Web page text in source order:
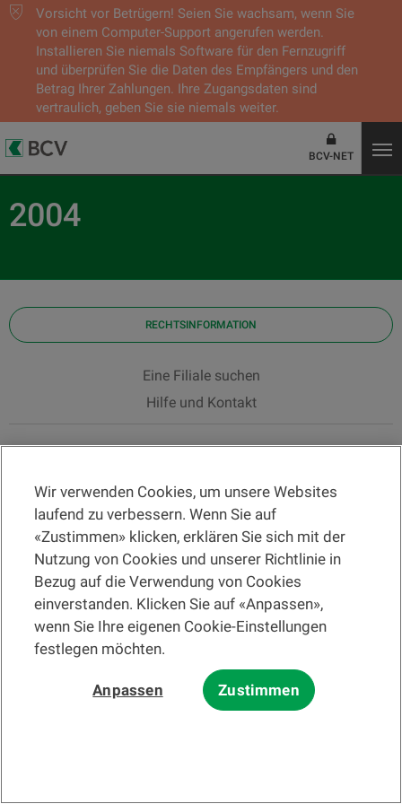
Vorsicht vor Betrügern! Seien Sie wachsam, wenn Sie
von einem Computer-Support angerufen werden.
Installieren Sie niemals Software für den Fernzugriff
und überprüfen Sie die Daten des Empfängers und den
Betrag Ihrer Zahlungen. Ihre Zugangsdaten sind
vertraulich, geben Sie sie niemals weiter.
BCV-NET
Menü wechseln
2004
RECHTSINFORMATION
Eine Filiale suchen
Hilfe und Kontakt
Nutzungsbedingungen der Website
Nutzungsbedingungen der elektronischen Post
Bei den auf dieser Website angebotenen Informationen und/oder
Unterlagen zu Finanzinstrumenten und dienstleistungen im Sinne des
Finanzdienstleistungsgesetzes (FIDLEG) handelt es sich grundsätzlich
um Werbung nach ebenjenem Gesetz.
© 2002-2026 Banque Cantonale Vaudoise, alle Rechte vorbehalten.
Wir verwenden Cookies, um unsere Websites
laufend zu verbessern. Wenn Sie auf
«Zustimmen» klicken, erklären Sie sich mit der
Nutzung von Cookies und unserer Richtlinie in
Bezug auf die Verwendung von Cookies
einverstanden. Klicken Sie auf «Anpassen»,
wenn Sie Ihre eigenen Cookie-Einstellungen
festlegen möchten.
Anpassen Zustimmen